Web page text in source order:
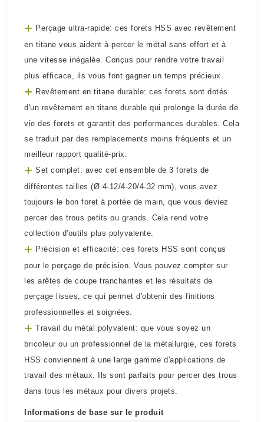
+ Perçage ultra-rapide: ces forets HSS avec revêtement
en titane vous aident à percer le métal sans effort et à
une vitesse inégalée. Conçus pour rendre votre travail
plus efficace, ils vous font gagner un temps précieux.
+ Revêtement en titane durable: ces forets sont dotés
d'un revêtement en titane durable qui prolonge la durée de
vie des forets et garantit des performances durables. Cela
se traduit par des remplacements moins fréquents et un
meilleur rapport qualité-prix.
+ Set complet: avec cet ensemble de 3 forets de
différentes tailles (Ø 4-12/4-20/4-32 mm), vous avez
toujours le bon foret à portée de main, que vous deviez
percer des trous petits ou grands. Cela rend votre
collection d'outils plus polyvalente.
+ Précision et efficacité: ces forets HSS sont conçus
pour le perçage de précision. Vous pouvez compter sur
les arêtes de coupe tranchantes et les résultats de
perçage lisses, ce qui permet d'obtenir des finitions
professionnelles et soignées.
+ Travail du métal polyvalent: que vous soyez un
bricoleur ou un professionnel de la métallurgie, ces forets
HSS conviennent à une large gamme d'applications de
travail des métaux. Ils sont parfaits pour percer des trous
dans tous les métaux pour divers projets.
Informations de base sur le produit